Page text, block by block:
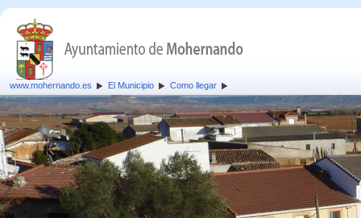
www.mohernando.es El Municipio Como llegar